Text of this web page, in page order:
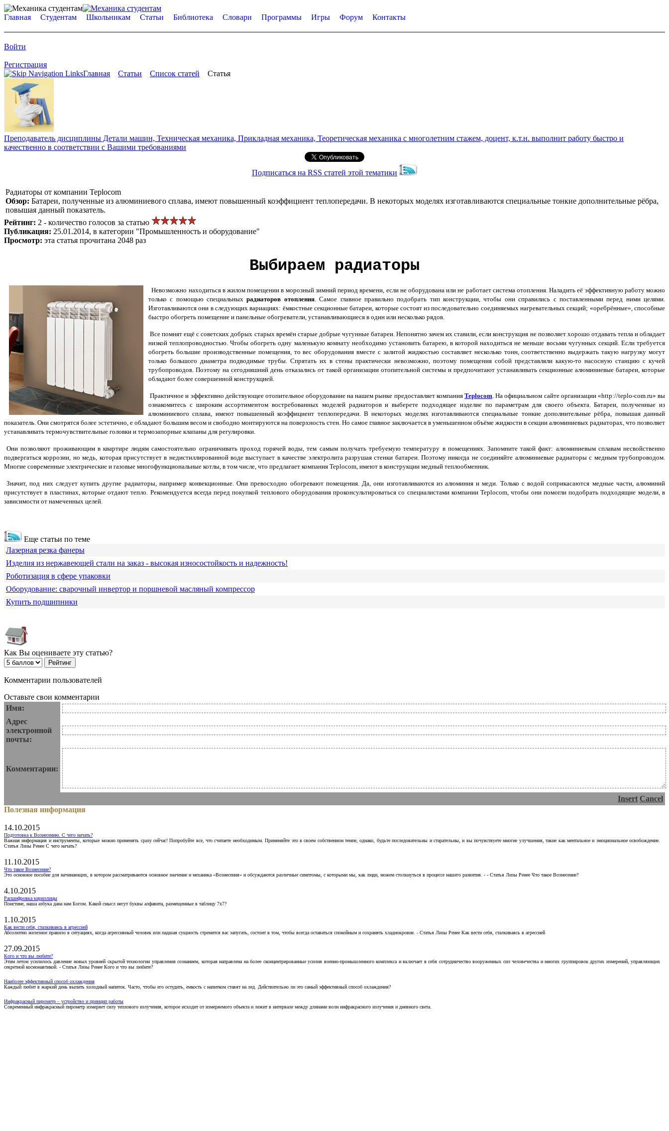
Главная Студентам Школьникам Статьи Библиотека Словари Программы Игры Форум Контакты
Войти
Регистрация
Главная
Статьи Список статей Статья
Преподаватель дисциплины Детали машин, Техническая механика, Прикладная механика, Теоретическая механика с многолетним стажем, доцент, к.т.н. выполнит работу быстро и
качественно в соответствии с Вашими требованиями
Подписаться на RSS статей этой тематики
Радиаторы от компании Teplocom
Обзор: Батареи, полученные из алюминиевого сплава, имеют повышенный коэффициент теплопередачи. В некоторых моделях изготавливаются специальные тонкие дополнительные рёбра,
повышая данный показатель.
Рейтинг: 2 - количество голосов за статью
Публикация: 25.01.2014, в категории "Промышленность и оборудование"
Просмотр: эта статья прочитана 2048 раз
Выбираем радиаторы
Невозможно находиться в жилом помещении в морозный зимний период времени, если не оборудована или не работает система отопления. Наладить её эффективную работу можно
только с помощью специальныхрадиаторов отопления. Самое главное правильно подобрать тип конструкции, чтобы они справились с поставленными перед ними целями.
Изготавливаются они в следующих вариациях: ёмкостные секционные батареи, которые состоят из последовательно соединяемых нагревательных секций; «оребрённые», способные
быстро обогреть помещение и панельные обогреватели, устанавливающиеся в один или несколько рядов.
Все помнят ещё с советских добрых старых времён старые добрые чугунные батареи. Непонятно зачем их ставили, если конструкция не позволяет хорошо отдавать тепла и обладает
низкой теплопроводностью. Чтобы обогреть одну маленькую комнату необходимо установить батарею, в которой находиться не меньше восьми чугунных секций. Если требуется
обогреть большие производственные помещения, то вес оборудования вместе с залитой жидкостью составляет несколько тонн, соответственно выдержать такую нагрузку могут
только большого диаметра подводимые трубы. Спрятать их в стены практически невозможно, поэтому помещения собой представляли какую-то насосную станцию с кучей
трубопроводов. Поэтому на сегодняшний день отказались от такой организации отопительной системы и предпочитают устанавливать секционные алюминиевые батареи, которые
обладают более совершенной конструкцией.
Практичное и эффективно действующее отопительное оборудование на нашем рынке предоставляет компания Teplocom. На официальном сайте организации «http://teplo-com.ru» вы
ознакомитесь с широким ассортиментом востребованных моделей радиаторов и выберете подходящее изделие по параметрам для своего объекта. Батареи, полученные из
алюминиевого сплава, имеют повышенный коэффициент теплопередачи. В некоторых моделях изготавливаются специальные тонкие дополнительные рёбра, повышая данный
показатель. Они смотрятся более эстетично, е обладают большим весом и свободно монтируются на поверхность стен. Но самое главное заключается в уменьшенном объёме жидкости в секции алюминиевых радиаторах, что позволяет
устанавливать термочувствительные головки и термозапорные клапаны для регулировки.
Они позволяют проживающим в квартире людям самостоятельно ограничивать проход горячей воды, тем самым получать требуемую температуру в помещениях. Запомните такой факт: алюминиевым сплавам несвойственно
подвергаться коррозии, но медь, которая присутствует в недистиллированной воде выступает в качестве электролита разрушая стенки батареи. Поэтому никогда не соединяйте алюминиевые радиаторы с медным трубопроводом.
Многие современные электрические и газовые многофункциональные котлы, в том числе, что предлагает компания Teplocom, имеют в конструкции медный теплообменник.
Значит, под них следует купить другие радиаторы, например конвекционные. Они превосходно обогревают помещения. Да, они изготавливаются из алюминия и меди. Только с водой соприкасаются медные части, алюминий
присутствует в пластинах, которые отдают тепло. Рекомендуется всегда перед покупкой теплового оборудования проконсультироваться со специалистами компании Teplocom, чтобы они помогли подобрать подходящие модели, в
зависимости от намеченных целей.
Еще статьи по теме
Лазерная резка фанеры
Изделия из нержавеющей стали на заказ - высокая износостойкость и надежность!
Роботизация в сфере упаковки
Оборудование: сварочный инвертор и поршневой масляный компрессор
Купить подшипники
Как Вы оцениваете эту статью?
Комментарии пользователей
Оставьте свои комментарии
Имя:
Адрес
электронной
почты:
Комментарии:
Insert Cancel
Полезная информация
14.10.2015
Подготовка к Вознесению. С чего начать?
Важная информация и инструменты, которые можно применять сразу сейчас! Попробуйте все, что считаете необходимым. Применяйте это в своем собственном темпе, однако, будьте последовательны и старательны, и вы почувствуете многие улучшения, такие как ментальное и эмоциональное освобождение.
Статья Лизы Ренее С чего начать?
11.10.2015
Что такое Вознесение?
Это основное пособие для начинающих, в котором рассматриваются основное значение и механика «Вознесения» и обсуждаются различные симптомы, с которыми мы, как люди, можем столкнуться в процессе нашего развития. - - Статья Лизы Ренее Что такое Вознесение?
4.10.2015
Расшифровка кириллицы
Поистине, наша азбука дана нам Богом. Какой смысл несут буквы алфавита, размещенные в таблицу 7х7?
1.10.2015
Как вести себя, сталкиваясь в агрессией
Абсолютно железное правило в ситуациях, когда агрессивный человек или падшая сущность стремится вас запугать, состоит в том, чтобы всегда оставаться спокойным и сохранять хладнокровие. - Статья Лизы Ренее Как вести себя, сталкиваясь в агрессией
27.09.2015
Кого и что вы любите?
Этим летом усилилось давление новых уровней скрытой технологии управления сознанием, которая направлена на более сконцентрированные усилия военно-промышленного комплекса и включает в себя сотрудничество вооруженных сил человечества и многих группировок других измерений, управляющих
секретной космонавтикой. - Статья Лизы Ренее Кого и что вы любите?
Наиболее эффективный способ охлаждения
Каждый любит в жаркий день выпить холодный напиток. Часто, чтобы его остудить, емкость с напитком ставят на лед. Действительно ли это самый эффективный способ охлаждения?
Инфракрасный пирометр – устройство и принцип работы
Современный инфракрасный пирометр измеряет силу теплового излучения, которое исходит от измеряемого объекта и лежит в интервале между длинами волн инфракрасного излучения и дневного света.